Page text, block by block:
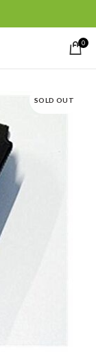
0
SOLD OUT